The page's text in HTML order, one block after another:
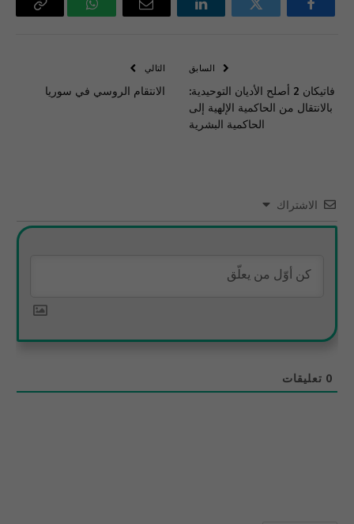
فيسبوك تويتر لينكدإن
البريد
واتساب Copy
السابق
فاتيكان 2 أصلح الأديان التوحيدية:
بالانتقال من الحاكمية الإلهية إلى
الحاكمية البشرية
التالي
الانتقام الروسي في سوريا
الاشتراك
0 تعليقات